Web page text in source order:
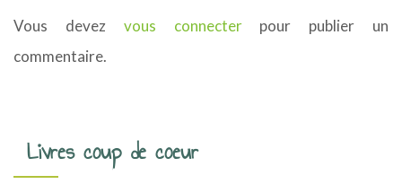
i
o
Vous devez vous connecterpour publier un
commentaire.
Livres coup de coeur